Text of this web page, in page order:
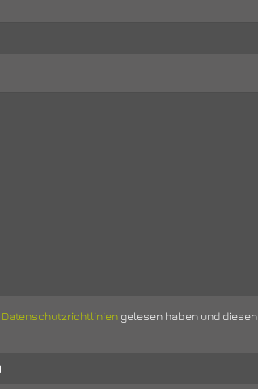
Datenschutzrichtlinien gelesen haben und diesen